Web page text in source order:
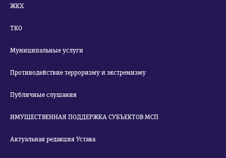
ЖКХ
ТКО
Муниципальные услуги
Противодействие терроризму и экстремизму
Публичные слушания
ИМУЩЕСТВЕННАЯ ПОДДЕРЖКА СУБЪЕКТОВ МСП
Актуальная редакция Устава